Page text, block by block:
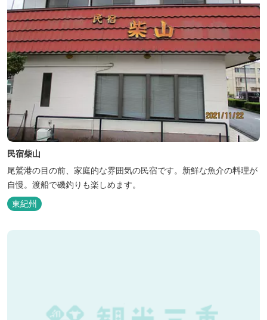
民宿柴山
尾鷲港の目の前、家庭的な雰囲気の民宿です。新鮮な魚介の料理が
自慢。渡船で磯釣りも楽しめます。
東紀州